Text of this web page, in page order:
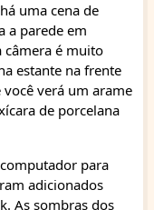
uma cena de
a parede em
câmera é muito
estante na frente
verá um arame
de porcelana
para
adicionados
As sombras dos